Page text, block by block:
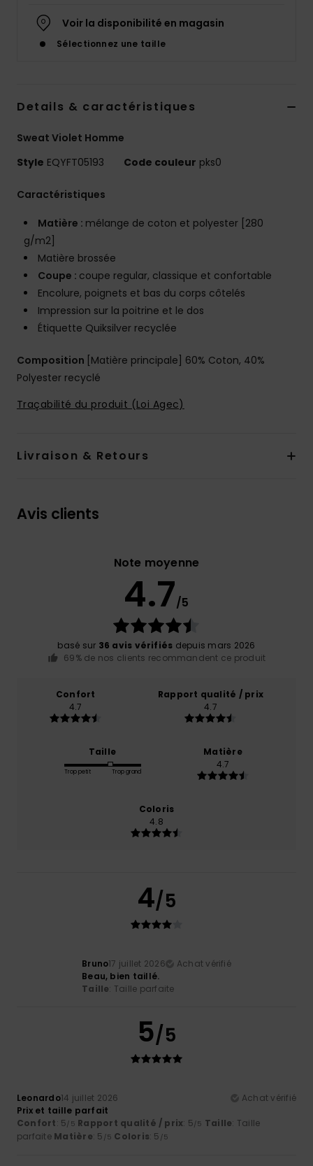
Voir la disponibilité en magasin
Sélectionnez une taille
Details & caractéristiques
Sweat Violet Homme
Style EQYFT05193 Code couleur pks0
Caractéristiques
Matière : mélange de coton et polyester [280
g/m2]
Matière brossée
Coupe : coupe regular, classique et confortable
Encolure, poignets et bas du corps côtelés
Impression sur la poitrine et le dos
Étiquette Quiksilver recyclée
Composition [Matière principale] 60% Coton, 40%
Polyester recyclé
Traçabilité du produit (Loi Agec)
Livraison & Retours
Avis clients
Note moyenne
4.7/5
basé sur 36 avis vérifiés depuis mars 2026
69% de nos clients recommandent ce produit
Confort
4.7
Rapport qualité / prix
4.7
Taille
Trop petit Trop grand
Matière
4.7
Coloris
4.8
4/5
Bruno17 juillet 2026
Achat vérifié
Beau, bien taillé.
Taille: Taille parfaite
5/5
Leonardo14 juillet 2026
Achat vérifié
Prix et taille parfait
Confort: 5/5 Rapport qualité / prix: 5/5 Taille: Taille
parfaite Matière: 5 /5 Coloris: 5 /5